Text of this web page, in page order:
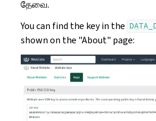
தேவை.
You can find the key in the
shown on the "About" page: